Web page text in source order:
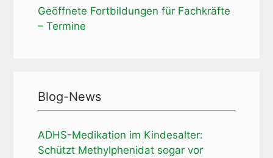
Geöffnete Fortbildungen für Fachkräfte
– Termine
Blog-News
ADHS-Medikation im Kindesalter:
Schützt Methylphenidat sogar vor